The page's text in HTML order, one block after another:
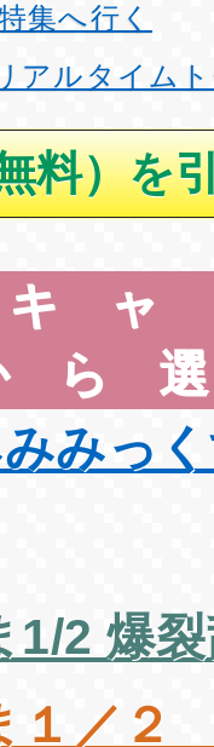
集へ行く
アルタイム
ら
みっ
1/2 爆
１／２